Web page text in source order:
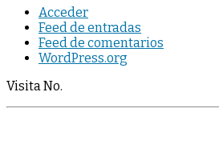
Acceder
Feed de entradas
Feed de comentarios
WordPress.org
Visita No.